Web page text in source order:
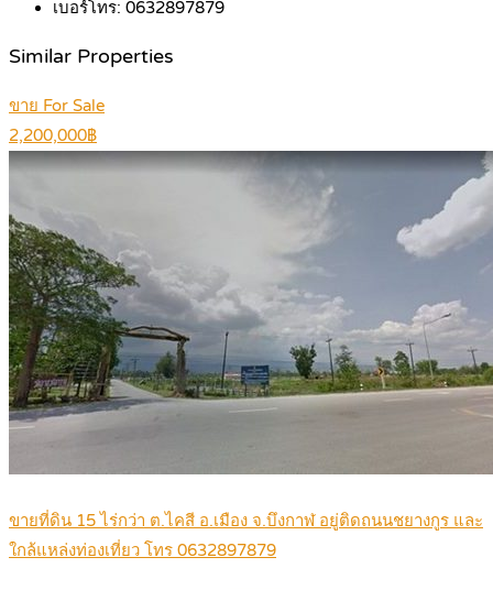
เบอร์โทร: 0632897879
Similar Properties
ขาย For Sale
2,200,000฿
ขายที่ดิน 15 ไร่กว่า ต.ไคสี อ.เมือง จ.บึงกาฬ อยู่ติดถนนชยางกูร และ
ใกล้แหล่งท่องเที่ยว โทร 0632897879